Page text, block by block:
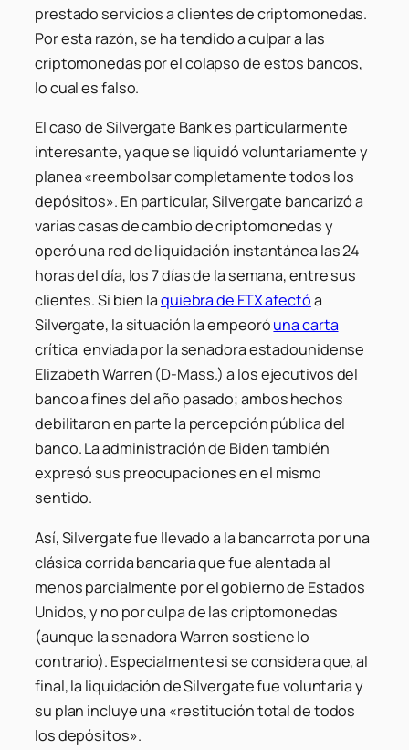
prestado servicios a clientes de criptomonedas.
Por esta razón, se ha tendido a culpar a las
criptomonedas por el colapso de estos bancos,
lo cual es falso.
El caso de Silvergate Bank es particularmente
interesante, ya que se liquidó voluntariamente y
planea «reembolsar completamente todos los
depósitos». En particular, Silvergate bancarizó a
varias casas de cambio de criptomonedas y
operó una red de liquidación instantánea las 24
horas del día, los 7 días de la semana, entre sus
clientes. Si bien laquiebra de FTX afectóa
Silvergate, la situación la empeoróuna carta
crítica enviada por la senadora estadounidense
Elizabeth Warren (D-Mass.) a los ejecutivos del
banco a fines del año pasado; ambos hechos
debilitaron en parte la percepción pública del
banco. La administración de Biden también
expresó sus preocupaciones en el mismo
sentido.
Así, Silvergate fue llevado a la bancarrota por una
clásica corrida bancaria que fue alentada al
menos parcialmente por el gobierno de Estados
Unidos, y no por culpa de las criptomonedas
(aunque la senadora Warren sostiene lo
contrario). Especialmente si se considera que, al
final, la liquidación de Silvergate fue voluntaria y
su plan incluye una «restitución total de todos
los depósitos».